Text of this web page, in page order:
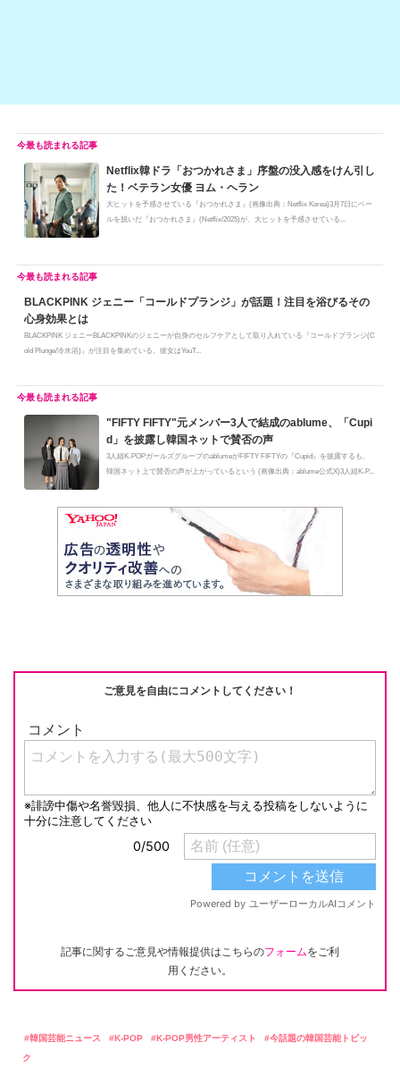
Netflix韓ドラ「おつかれさま」序盤の没入感をけん引し
た！ベテラン女優 ヨム・ヘラン
大ヒットを予感させている『おつかれさま』(画像出典：Netflix Korea)3月7日にベー
ルを脱いだ『おつかれさま』(Netflix/2025)が、大ヒットを予感させている...
BLACKPINK ジェニー「コールドプランジ」が話題！注目を浴びるその
心身効果とは
BLACKPINK ジェニーBLACKPINKのジェニーが自身のセルフケアとして取り入れている『コールドプランジ(C
old Plunge/冷水浴)』が注目を集めている。​彼女はYouT...
"FIFTY FIFTY"元メンバー3人で結成のablume、「Cupi
d」を披露し韓国ネットで賛否の声
3人組K-POPガールズグループのablumeがFIFTY FIFTYの『Cupid』を披露するも、
韓国ネット上で賛否の声が上がっているという (画像出典：ablume公式X)3人組K-P...
ご意見を自由にコメントしてください！
記事に関するご意見や情報提供はこちらのフォームをご利
用ください。
韓国芸能ニュース K-POP K-POP男性アーティスト
今話題の韓国芸能トピッ
ク